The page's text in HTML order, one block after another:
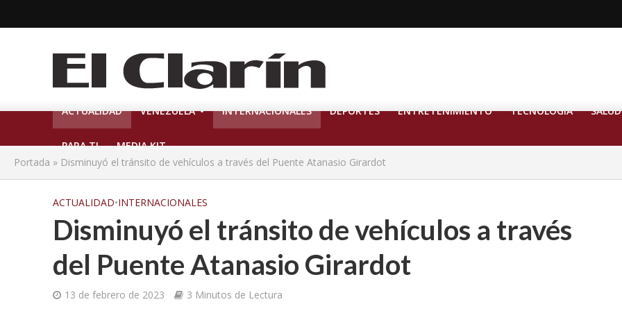
ACTUALIDAD VENEZUELA INTERNACIONALES DEPORTES ENTRETENIMIENTO TECNOLOGÍA SALUD
PARA TI
MEDIA KIT
Portada » Disminuyó el tránsito de vehículos a través del Puente Atanasio Girardot
ACTUALIDAD•INTERNACIONALES
Disminuyó el tránsito de vehículos a través
del Puente Atanasio Girardot
13 de febrero de 2023 3 Minutos de Lectura